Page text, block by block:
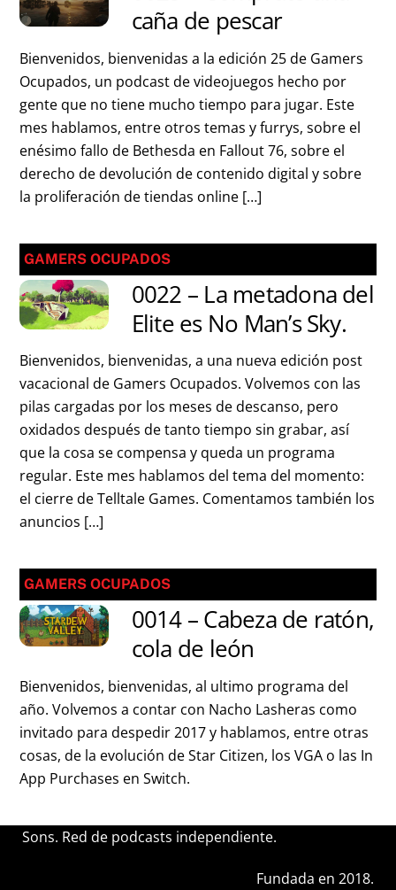
caña de pescar
Bienvenidos, bienvenidas a la edición 25 de Gamers
Ocupados, un podcast de videojuegos hecho por
gente que no tiene mucho tiempo para jugar. Este
mes hablamos, entre otros temas y furrys, sobre el
enésimo fallo de Bethesda en Fallout 76, sobre el
derecho de devolución de contenido digital y sobre
la proliferación de tiendas online […]
GAMERS OCUPADOS
0022 – La metadona del
Elite es No Man’s Sky.
Bienvenidos, bienvenidas, a una nueva edición post
vacacional de Gamers Ocupados. Volvemos con las
pilas cargadas por los meses de descanso, pero
oxidados después de tanto tiempo sin grabar, así
que la cosa se compensa y queda un programa
regular. Este mes hablamos del tema del momento:
el cierre de Telltale Games. Comentamos también los
anuncios […]
GAMERS OCUPADOS
0014 – Cabeza de ratón,
cola de león
Bienvenidos, bienvenidas, al ultimo programa del
año. Volvemos a contar con Nacho Lasheras como
invitado para despedir 2017 y hablamos, entre otras
cosas, de la evolución de Star Citizen, los VGA o las In
App Purchases en Switch.
Sons. Red de podcasts independiente.
Fundada en 2018.